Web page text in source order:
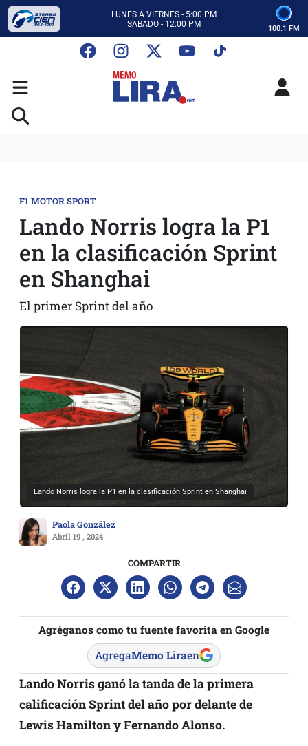
LUNES A VIERNES - 5:00 PM
SABADO - 12:00 PM
CON MEMO LIRA Y SU EQUIPO
LUNES A VIERNES - 5:00 PM
SABADO - 12:00 PM
100.1 FM
F1 MOTOR SPORT
Lando Norris logra la P1
en la clasificación Sprint
en Shanghai
El primer Sprint del año
Lando Norris logra la P1 en la clasificación Sprint en Shanghai
Paola González
Abril 19 , 2024
COMPARTIR
Agréganos como tu fuente favorita en Google
AgregaMemo Liraen
Lando Norris ganó la tanda de la primera
calificación Sprint del año por delante de
Lewis Hamilton y Fernando Alonso.